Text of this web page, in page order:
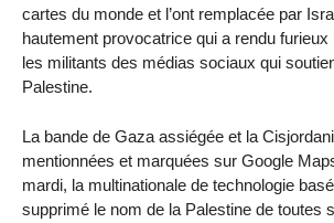
cartes du monde et l’ont remplacée par
hautement provocatrice qui a rendu
les militants des médias sociaux qui
Palestine.
La bande de Gaza assiégée et la
mentionnées et marquées sur Google
mardi, la multinationale de technologie
supprimé le nom de la Palestine de toutes